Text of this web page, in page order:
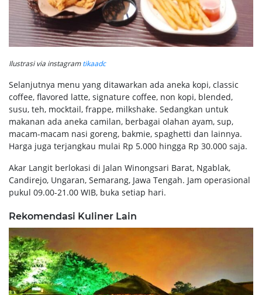
Ilustrasi via instagramtikaadc
Selanjutnya menu yang ditawarkan ada aneka kopi, classic
coffee, flavored latte, signature coffee, non kopi, blended,
susu, teh, mocktail, frappe, milkshake. Sedangkan untuk
makanan ada aneka camilan, berbagai olahan ayam, sup,
macam-macam nasi goreng, bakmie, spaghetti dan lainnya.
Harga juga terjangkau mulai Rp 5.000 hingga Rp 30.000 saja.
Akar Langit berlokasi di Jalan Winongsari Barat, Ngablak,
Candirejo, Ungaran, Semarang, Jawa Tengah. Jam operasional
pukul 09.00-21.00 WIB, buka setiap hari.
Rekomendasi Kuliner Lain